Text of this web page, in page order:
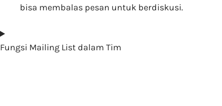
bisa membalas pesan untuk berdiskusi.
Fungsi Mailing List dalam Tim